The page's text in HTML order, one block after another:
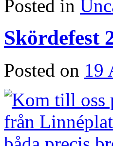
Posted in
Skördefest
Posted on 19